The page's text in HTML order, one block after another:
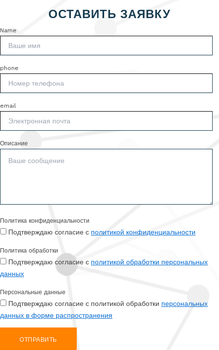
ОСТАВИТЬ ЗАЯВКУ
Name
phone
email
Описание
Политика конфиденциальности
Подтверждаю согласие с политикой конфиденциальности
Политика обработки
Подтверждаю согласие с политикой обработки персональных
данных
Персональные данные
Подтверждаю согласие с политикой обработки персональных
данных в форме распространения
ОТПРАВИТЬ